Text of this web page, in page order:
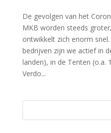
De gevolgen van het
MKB worden steeds
ontwikkelt zich enorm
bedrijven zijn we actief in
landen), in de Tenten (o.a.
Verdo...